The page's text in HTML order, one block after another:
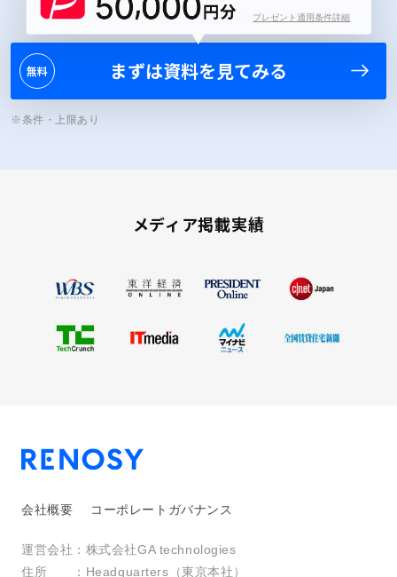
プレゼント適用条件詳細
無料 まずは資料を見てみる
※条件・上限あり
メディア掲載実績
会社概要 コーポレートガバナンス
運営会社： 株式会社GA technologies
住所 ： Headquarters（東京本社）